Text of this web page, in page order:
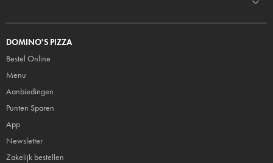
DOMINO'S PIZZA
Bestel Online
Menu
Aanbiedingen
Punten Sparen
App
Newsletter
Zakelijk bestellen